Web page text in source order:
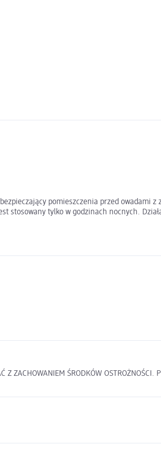
pomieszczenia przed owadami
stosowany tylko w godzinach nocnych.
ŚRODKÓW OSTROŻNOŚCI.